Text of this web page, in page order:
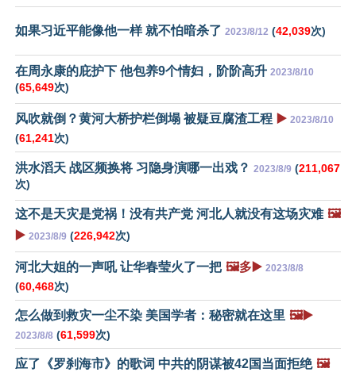
如果习近平能像他一样 就不怕暗杀了 2023/8/12 (42,039次)
在周永康的庇护下 他包养9个情妇，阶阶高升 2023/8/10
(65,649次)
风吹就倒？黄河大桥护栏倒塌 被疑豆腐渣工程 ▶️ 2023/8/10
(61,241次)
洪水滔天 战区频换将 习隐身演哪一出戏？ 2023/8/9 (211,067
次)
这不是天灾是党祸！没有共产党 河北人就没有这场灾难 🖼️
▶️ 2023/8/9 (226,942次)
河北大姐的一声吼 让华春莹火了一把 🖼️多▶️ 2023/8/8
(60,468次)
怎么做到救灾一尘不染 美国学者：秘密就在这里 🖼️▶️
2023/8/8 (61,599次)
应了《罗刹海市》的歌词 中共的阴谋被42国当面拒绝 🖼️